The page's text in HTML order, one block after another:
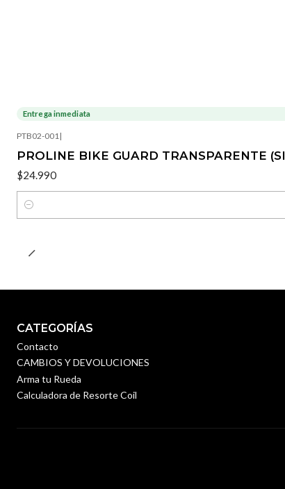
Entrega inmediata
PTB02-001|
PROLINE BIKE GUARD TRANSPARENTE
$24.990
Cantidad
CATEGORÍAS
Contacto
CAMBIOS Y DEVOLUCIONES
Arma tu Rueda
Calculadora de Resorte Coil